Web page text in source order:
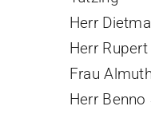
Herr
Herr
Frau
Herr